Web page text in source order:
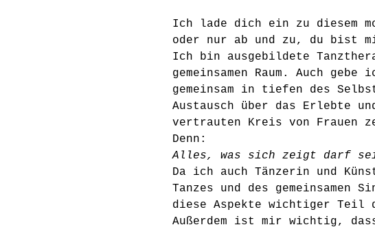
Ich lade dich ein zu diesem
oder nur ab und zu, du bist
Ich bin ausgebildete
gemeinsamen Raum. Auch
gemeinsam in tiefen des
Austausch über das Erlebte
vertrauten Kreis von Frauen
Denn:
Alles, was sich zeigt darf
Da ich auch Tänzerin und
Tanzes und des
diese Aspekte wichtiger Teil
Außerdem ist mir wichtig,